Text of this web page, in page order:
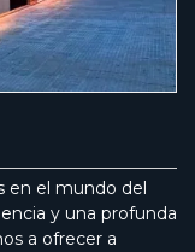
en el mundo del
y una profunda
a ofrecer a